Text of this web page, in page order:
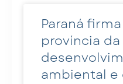
Paraná
província
ambiental e